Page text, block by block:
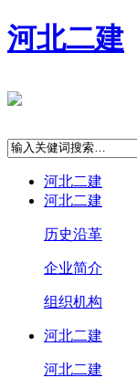
河北二建
河北二建
河北二建
历史沿革
企业简介
组织机构
河北二建
河北二建